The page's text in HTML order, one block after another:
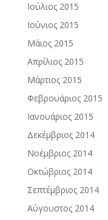
Ιούλιος 2015
Ιούνιος 2015
Μάιος 2015
Απρίλιος 2015
Μάρτιος 2015
Φεβρουάριος 2015
Ιανουάριος 2015
Δεκέμβριος 2014
Νοέμβριος 2014
Οκτώβριος 2014
Σεπτέμβριος 2014
Αύγουστος 2014